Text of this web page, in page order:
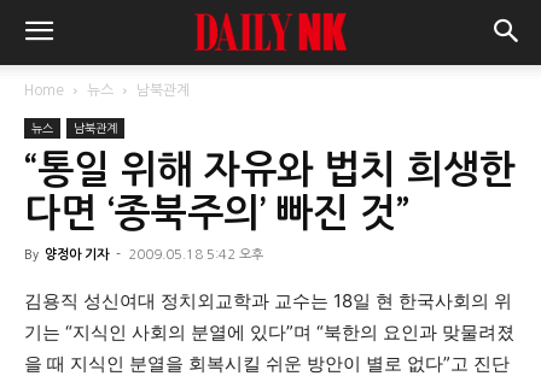
Home 뉴스 남북관계
뉴스 남북관계
“통일 위해 자유와 법치 희생한
다면 ‘종북주의’ 빠진 것”
By 양정아 기자 - 2009.05.18 5:42 오후
김용직 성신여대 정치외교학과 교수는 18일 현 한국사회의 위
기는 “지식인 사회의 분열에 있다”며 “북한의 요인과 맞물려졌
을 때 지식인 분열을 회복시킬 쉬운 방안이 별로 없다”고 진단